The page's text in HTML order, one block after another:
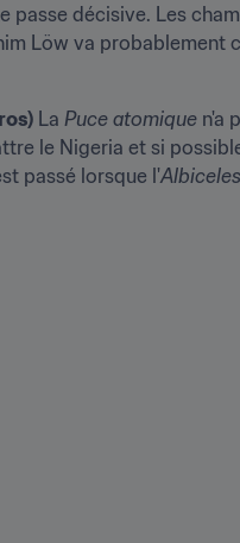
passe décisive. Les
Löw va probablement
La Puce atomique n'a
le Nigeria et si
passé lorsque l'